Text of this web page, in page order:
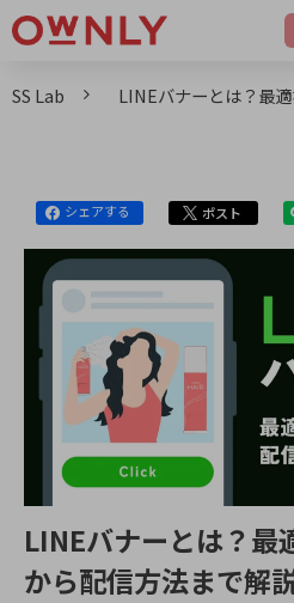
SS Lab LINEバナーとは？最
シェアする ポスト
LINEバナーとは？最
から配信方法まで解